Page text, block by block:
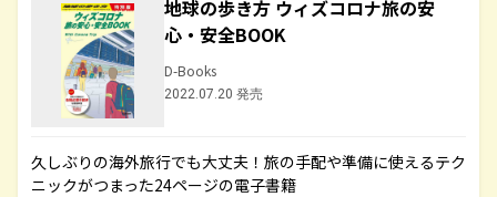
地球の歩き方 ウィズコロナ旅の安
心・安全BOOK
D-Books
2022.07.20 発売
久しぶりの海外旅行でも大丈夫！旅の手配や準備に使えるテク
ニックがつまった24ページの電子書籍